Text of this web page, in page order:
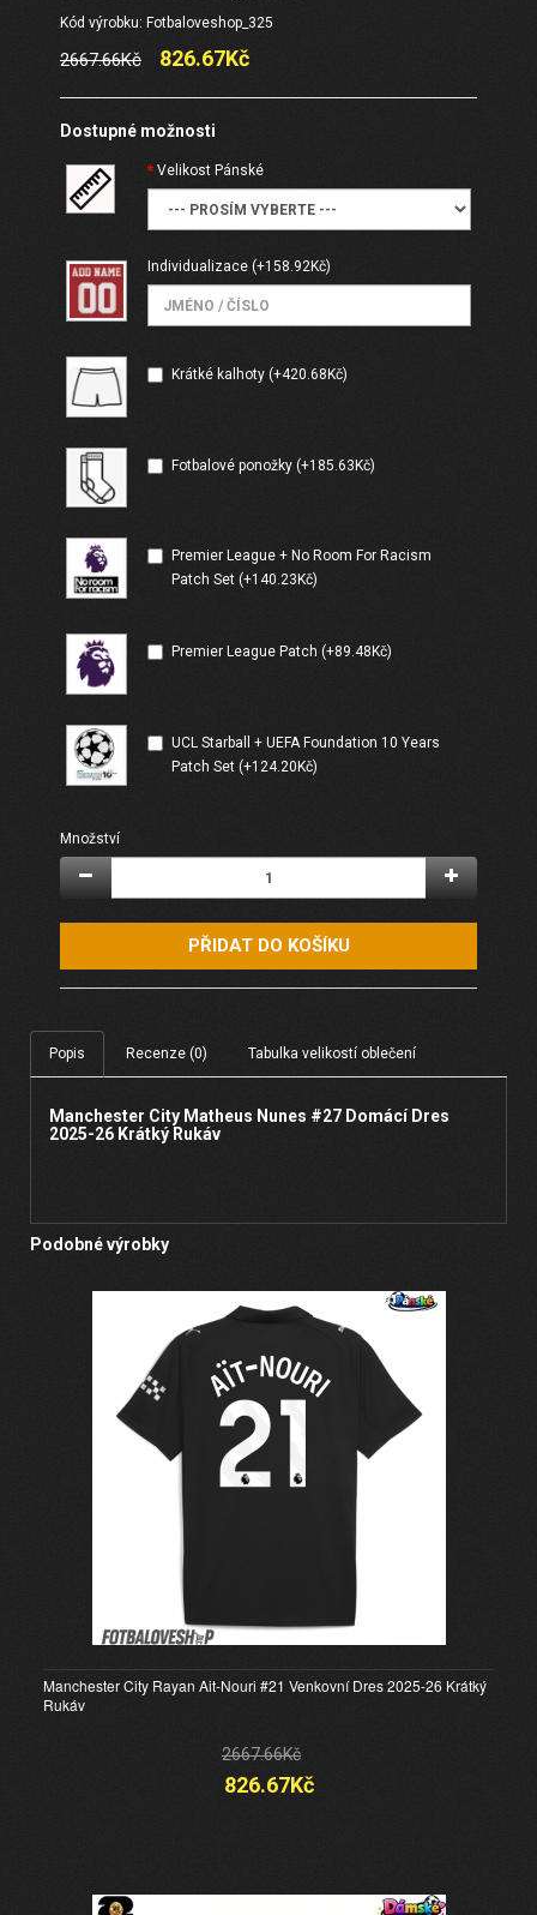
Kód výrobku: Fotbaloveshop_325
2667.66Kč 826.67Kč
Dostupné možnosti
Velikost Pánské
Individualizace(+158.92Kč)
Krátké kalhoty (+420.68Kč)
Fotbalové ponožky (+185.63Kč)
Premier League + No Room For Racism
Patch Set (+140.23Kč)
Premier League Patch (+89.48Kč)
UCL Starball + UEFA Foundation 10 Years
Patch Set (+124.20Kč)
Množství
PŘIDAT DO KOŠÍKU
Popis Recenze (0) Tabulka velikostí oblečení
Manchester City Matheus Nunes #27 Domácí Dres
2025-26 Krátký Rukáv
Podobné výrobky
Manchester City Rayan Ait-Nouri #21 Venkovní Dres 2025-26 Krátký
Rukáv
2667.66Kč
826.67Kč